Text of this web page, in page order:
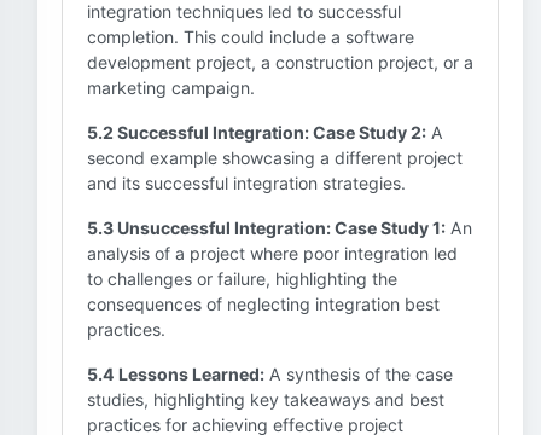
integration techniques led to successful
completion. This could include a software
development project, a construction project, or a
marketing campaign.
5.2 Successful Integration: Case Study 2: A
second example showcasing a different project
and its successful integration strategies.
5.3 Unsuccessful Integration: Case Study 1: An
analysis of a project where poor integration led
to challenges or failure, highlighting the
consequences of neglecting integration best
practices.
5.4 Lessons Learned: A synthesis of the case
studies, highlighting key takeaways and best
practices for achieving effective project